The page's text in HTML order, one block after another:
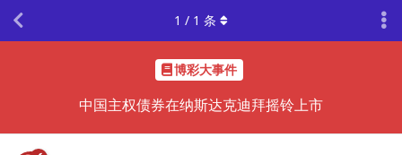
博彩大事件
中国主权债券在纳斯达克迪拜摇铃上市
1 / 1 条